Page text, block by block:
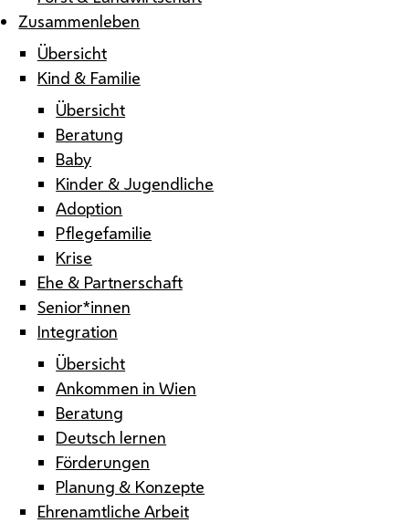
Zusammenleben
Übersicht
Kind & Familie
Übersicht
Beratung
Baby
Kinder & Jugendliche
Adoption
Pflegefamilie
Krise
Ehe & Partnerschaft
Senior*innen
Integration
Übersicht
Ankommen in Wien
Beratung
Deutsch lernen
Förderungen
Planung & Konzepte
Ehrenamtliche Arbeit